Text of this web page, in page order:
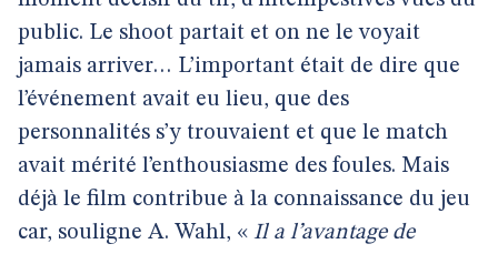
public. Le shoot partait et on ne le voyait
jamais arriver… L’important était de dire que
l’événement avait eu lieu, que des
personnalités s’y trouvaient et que le match
avait mérité l’enthousiasme des foules. Mais
déjà le film contribue à la connaissance du jeu
car, souligne A. Wahl, « Il a l’avantage de